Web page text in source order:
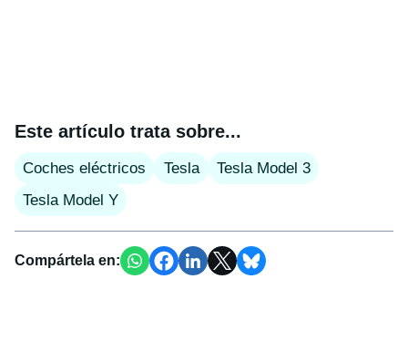
Este artículo trata sobre...
Coches eléctricos Tesla
Tesla Model 3
Tesla Model Y
Compártela en: